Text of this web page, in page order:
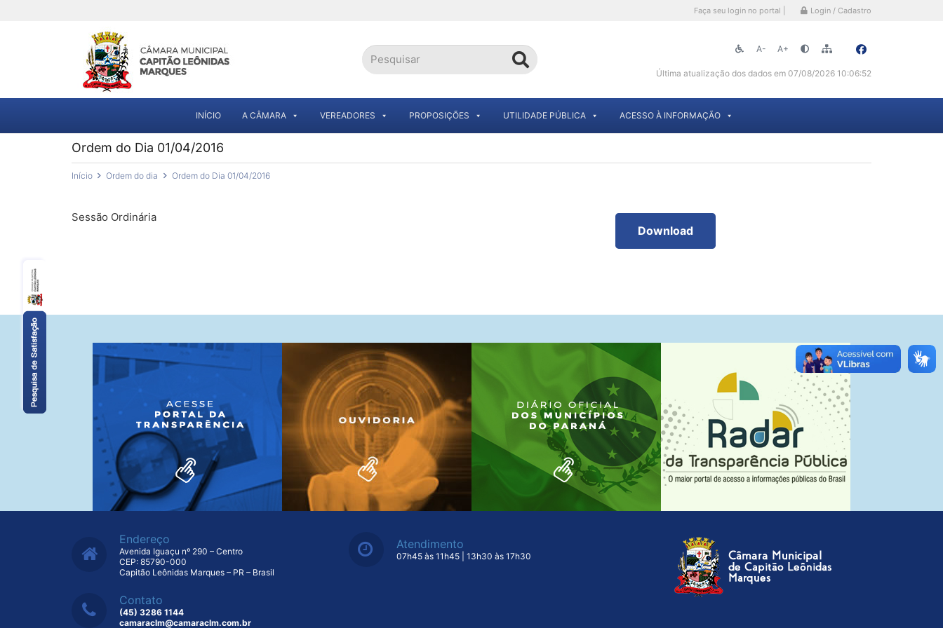
Faça seu login no portal | Login / Cadastro
A- A+
Última atualização dos dados em 07/08/2026 10:06:52
INÍCIO A CÂMARA VEREADORES PROPOSIÇÕES UTILIDADE PÚBLICA ACESSO À INFORMAÇÃO
Ordem do Dia 01/04/2016
Início Ordem do dia Ordem do Dia 01/04/2016
Sessão Ordinária
Download
Endereço
Avenida Iguaçu nº 290 – Centro
CEP: 85790-000
Capitão Leônidas Marques – PR – Brasil
Contato
(45) 3286 1144
camaraclm@camaraclm.com.br
Atendimento
07h45 às 11h45 | 13h30 às 17h30